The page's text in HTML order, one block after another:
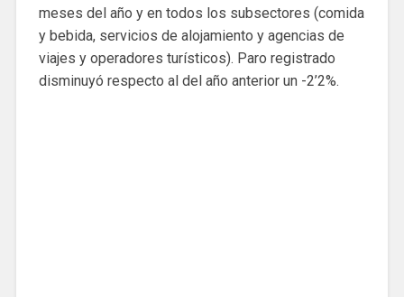
meses del año y en todos los subsectores (comida
y bebida, servicios de alojamiento y agencias de
viajes y operadores turísticos). Paro registrado
disminuyó respecto al del año anterior un -2’2%.